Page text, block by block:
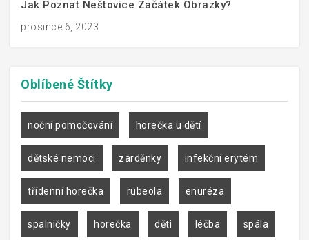
Jak Poznat Neštovice Začátek Obrazky?
prosince 6, 2023
Oblíbené Štítky
noční pomočování horečka u dětí
dětské nemoci zarděnky infekční erytém
třídenní horečka rubeola enuréza
spalničky horečka děti léčba spála